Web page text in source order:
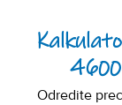
Odredite